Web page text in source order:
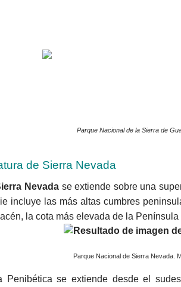
Parque Nacional de la Sierra de
de Sierra Nevada
Nevadase extiende sobre una
incluye las más altas cumbres
la cota más elevada de la
Parque Nacional de Sierra Nevada.
Penibética se extiende desde el